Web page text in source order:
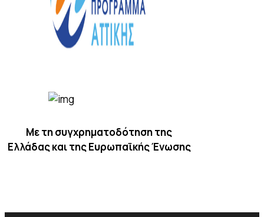
Με τη συγχρηματοδότηση της
Ελλάδας και της Ευρωπαϊκής Ένωσης